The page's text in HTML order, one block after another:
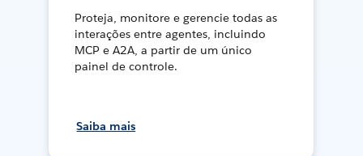
Proteja, monitore e gerencie todas as
interações entre agentes, incluindo
MCP e A2A, a partir de um único
painel de controle.
Saiba mais